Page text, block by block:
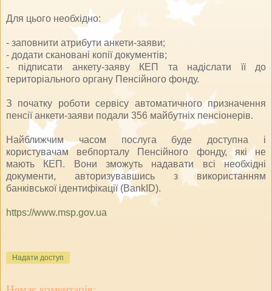
Для цього необхідно:
- заповнити атрибути анкети-заяви;
- додати скановані копії документів;
- підписати анкету-заяву КЕП та надіслати її до
територіального органу Пенсійного фонду.
З початку роботи сервісу автоматичного призначення
пенсії анкети-заяви подали 356 майбутніх пенсіонерів.
Найближчим часом послуга буде доступна і
користувачам вебпорталу Пенсійного фонду, які не
мають КЕП. Вони зможуть надавати всі необхідні
документи, авторизувавшись з використанням
банківської ідентифікації (BankID).
https://www.msp.gov.ua
Надати доступ